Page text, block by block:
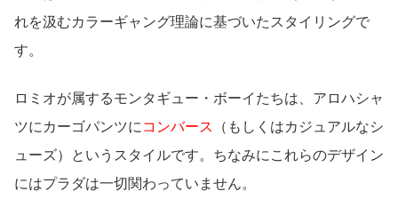
れを汲むカラーギャング理論に基づいたスタイリングで
す。
ロミオが属するモンタギュー・ボーイたちは、アロハシャ
ツにカーゴパンツに コンバース
（もしくはカジュアルなシ
ューズ）というスタイルです。ちなみにこれらのデザイン
にはプラダは一切関わっていません。